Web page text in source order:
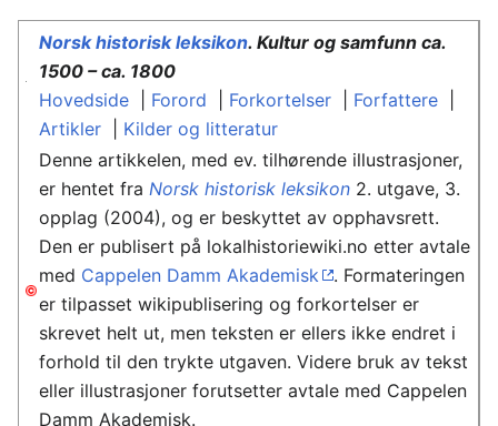
Norsk historisk leksikon. Kultur og samfunn ca.
1500 – ca. 1800
Hovedside| Forord Forkortelser| Forfattere|
Artikler| Kilder og litteratur
Denne artikkelen, med ev. tilhørende illustrasjoner,
er hentet fra Norsk historisk leksikon2. utgave, 3.
opplag (2004), og er beskyttet av opphavsrett.
Den er publisert på lokalhistoriewiki.no etter avtale
med Cappelen Damm Akademisk
. Formateringen
er tilpasset wikipublisering og forkortelser er
skrevet helt ut, men teksten er ellers ikke endret i
forhold til den trykte utgaven. Videre bruk av tekst
eller illustrasjoner forutsetter avtale med Cappelen
Damm Akademisk.